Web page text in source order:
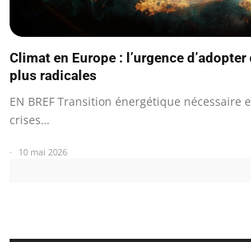
Climat en Europe : l’urgence
plus radicales
EN BREF Transition énergétique nécessaire
crises…
10 mai 2026